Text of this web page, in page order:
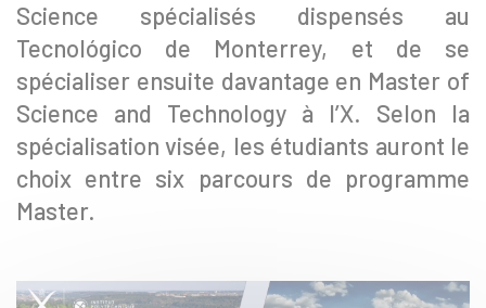
Science spécialisés dispensés au
Tecnológico de Monterrey, et de se
spécialiser ensuite davantage en Master of
Science and Technology à l’X. Selon la
spécialisation visée, les étudiants auront le
choix entre six parcours de programme
Master.